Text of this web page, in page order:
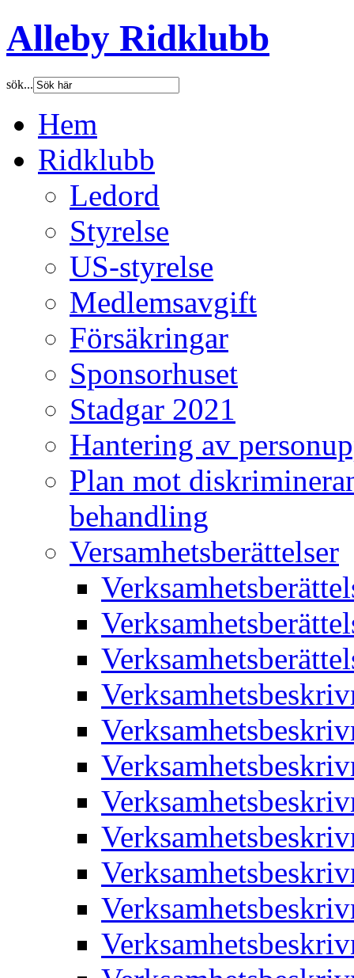
Alleby Ridklubb
sök...
Hem
Ridklubb
Ledord
Styrelse
US-styrelse
Medlemsavgift
Försäkringar
Sponsorhuset
Stadgar 2021
Hantering av
Plan mot
behandling
Versamhetsberättelser